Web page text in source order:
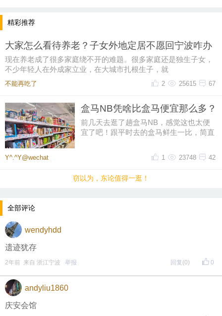
精彩推荐
大家怎么看待养老？子女外地定居不愿回宁波咋办
现在养老成了很多家庭绕不开的难题。很多家庭还是独生子女，
不少年轻人在外成家立业，在大城市扎根生子，就
不能再吃了 67
25615
2
盒马NB凭啥比盒马便宜那么多？
前几天去逛了趟盒马NB，感觉这也太便
宜了吧！跟平时去的盒马鲜生一比，简直
Y^.^Y@wechat 42
23748
1
窃以为，东论值得一逛！
全部评论
wendyhdd
遗迹犹存
0
2年前 来自 浙江宁波 举报 回复 (0)
andyliu1860
庆安会馆